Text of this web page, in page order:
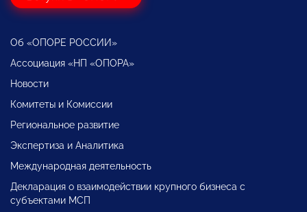
Об «ОПОРЕ РОССИИ»
Ассоциация «НП «ОПОРА»
Новости
Комитеты и Комиссии
Региональное развитие
Экспертиза и Аналитика
Международная деятельность
Декларация о взаимодействии крупного бизнеса с
субъектами МСП